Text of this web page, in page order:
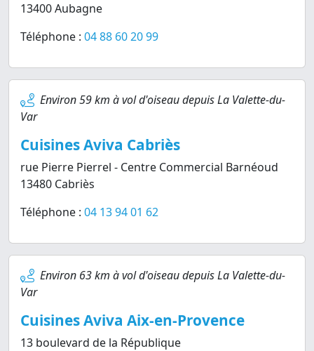
13400 Aubagne
Téléphone : 04 88 60 20 99
Environ 59 km à vol d'oiseau depuis La Valette-du-
Var
Cuisines Aviva Cabriès
rue Pierre Pierrel - Centre Commercial Barnéoud
13480 Cabriès
Téléphone : 04 13 94 01 62
Environ 63 km à vol d'oiseau depuis La Valette-du-
Var
Cuisines Aviva Aix-en-Provence
13 boulevard de la République